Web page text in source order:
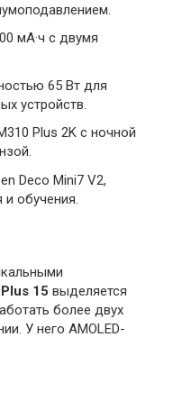
мА·ч с двумя
65 Вт для
устройств.
Plus 2K с ночной
Deco Mini7 V2,
обучения.
15 выделяется
более двух
У него AMOLED-